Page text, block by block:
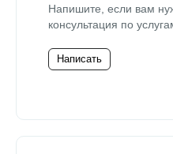
Напишите, если вам
консультация по
Написать